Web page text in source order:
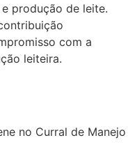
produção de leite.
com a
leiteira.
no Curral de